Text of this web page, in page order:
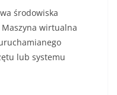
środowiska
wirtualna
lub systemu